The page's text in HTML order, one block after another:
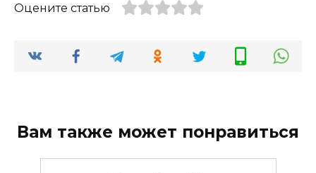
Оцените статью
Вам также может понравиться